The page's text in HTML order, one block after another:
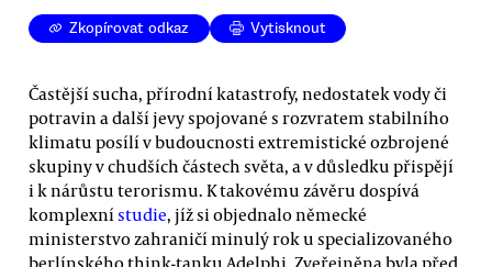
Zkopírovat odkaz Vytisknout
Častější sucha, přírodní katastrofy, nedostatek vody či
potravin a další jevy spojované s rozvratem stabilního
klimatu posílí v budoucnosti extremistické ozbrojené
skupiny v chudších částech světa, a v důsledku přispějí
i k nárůstu terorismu. K takovému závěru dospívá
komplexní studie, jíž si objednalo německé
ministerstvo zahraničí minulý rok u specializovaného
berlínského think-tanku Adelphi. Zveřejněna byla před